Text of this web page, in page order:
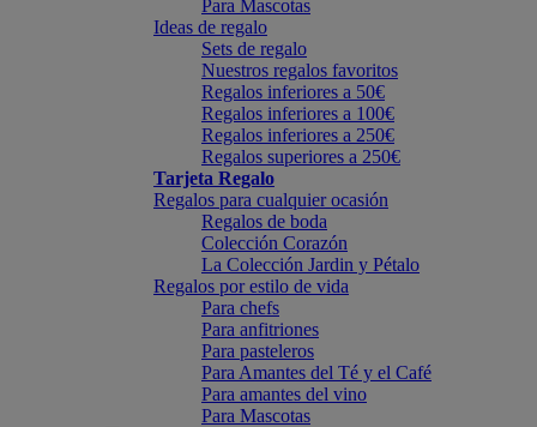
Para Mascotas
Ideas de regalo
Sets de regalo
Nuestros regalos favoritos
Regalos inferiores a 50€
Regalos inferiores a 100€
Regalos inferiores a 250€
Regalos superiores a 250€
Tarjeta Regalo
Regalos para cualquier ocasión
Regalos de boda
Colección Corazón
La Colección Jardin y Pétalo
Regalos por estilo de vida
Para chefs
Para anfitriones
Para pasteleros
Para Amantes del Té y el Café
Para amantes del vino
Para Mascotas